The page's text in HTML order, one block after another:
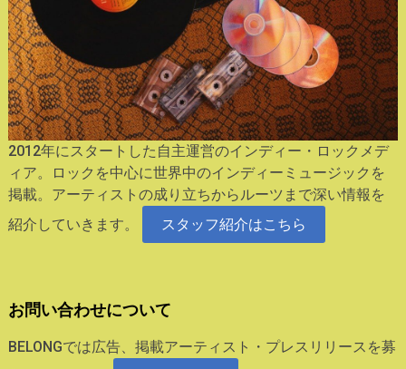
2012年にスタートした自主運営のインディー・ロックメデ
ィア。ロックを中心に世界中のインディーミュージックを
掲載。アーティストの成り立ちからルーツまで深い情報を
紹介していきます。
スタッフ紹介はこちら
お問い合わせについて
BELONGでは広告、掲載アーティスト・プレスリリースを募